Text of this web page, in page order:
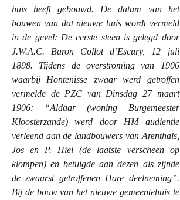
huis heeft gebouwd. De datum van het
bouwen van dat nieuwe huis wordt vermeld
in de gevel: De eerste steen is gelegd door
J.W.A.C. Baron Collot d’Escury, 12 juli
1898. Tijdens de overstroming van 1906
waarbij Hontenisse zwaar werd getroffen
vermelde de PZC van Dinsdag 27 maart
1906: “Aldaar (woning Burgemeester
Kloosterzande) werd door HM audientie
verleend aan de landbouwers van Arenthals,
Jos en P. Hiel (de laatste verscheen op
klompen) en betuigde aan dezen als zijnde
de zwaarst getroffenen Hare deelneming”.
Bij de bouw van het nieuwe gemeentehuis te